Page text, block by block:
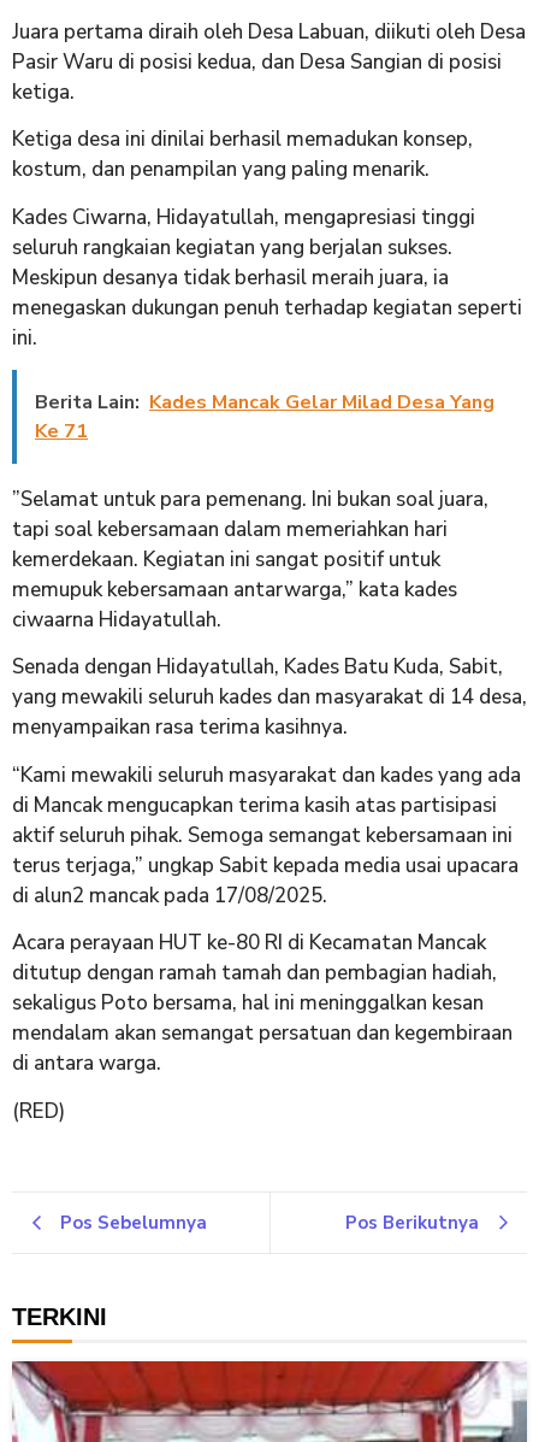
Juara pertama diraih oleh Desa Labuan, diikuti oleh Desa
Pasir Waru di posisi kedua, dan Desa Sangian di posisi
ketiga.
Ketiga desa ini dinilai berhasil memadukan konsep,
kostum, dan penampilan yang paling menarik.
​Kades Ciwarna, Hidayatullah, mengapresiasi tinggi
seluruh rangkaian kegiatan yang berjalan sukses.
Meskipun desanya tidak berhasil meraih juara, ia
menegaskan dukungan penuh terhadap kegiatan seperti
ini.
Berita Lain: Kades Mancak Gelar Milad Desa Yang
Ke 71
​”Selamat untuk para pemenang. Ini bukan soal juara,
tapi soal kebersamaan dalam memeriahkan hari
kemerdekaan. Kegiatan ini sangat positif untuk
memupuk kebersamaan antarwarga,” kata kades
ciwaarna Hidayatullah.
​Senada dengan Hidayatullah, Kades Batu Kuda, Sabit,
yang mewakili seluruh kades dan masyarakat di 14 desa,
menyampaikan rasa terima kasihnya.
“Kami mewakili seluruh masyarakat dan kades yang ada
di Mancak mengucapkan terima kasih atas partisipasi
aktif seluruh pihak. Semoga semangat kebersamaan ini
terus terjaga,” ungkap Sabit kepada media usai upacara
di alun2 mancak pada 17/08/2025.
​Acara perayaan HUT ke-80 RI di Kecamatan Mancak
ditutup dengan ramah tamah dan pembagian hadiah,
sekaligus Poto bersama, hal ini meninggalkan kesan
mendalam akan semangat persatuan dan kegembiraan
di antara warga.
(RED)
Pos Sebelumnya Pos Berikutnya
TERKINI